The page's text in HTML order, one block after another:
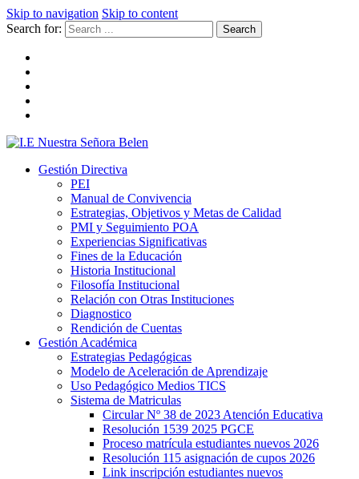
Skip to navigation Skip to content
Search for:
I.E Nuestra Señora Belen
Institución Educativa Nuestra Señora de Belén
Gestión Directiva
PEI
Manual de Convivencia
Estrategias, Objetivos y Metas de Calidad
PMI y Seguimiento POA
Experiencias Significativas
Fines de la Educación
Historia Institucional
Filosofía Institucional
Relación con Otras Instituciones
Diagnostico
Rendición de Cuentas
Gestión Académica
Estrategias Pedagógicas
Modelo de Aceleración de Aprendizaje
Uso Pedagógico Medios TICS
Sistema de Matriculas
Circular Nº 38 de 2023 Atención Educativa
Resolución 1539 2025 PGCE
Proceso matrícula estudiantes nuevos 2026
Resolución 115 asignación de cupos 2026
Link inscripción estudiantes nuevos